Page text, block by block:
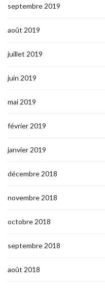
septembre 2019
août 2019
juillet 2019
juin 2019
mai 2019
février 2019
janvier 2019
décembre 2018
novembre 2018
octobre 2018
septembre 2018
août 2018